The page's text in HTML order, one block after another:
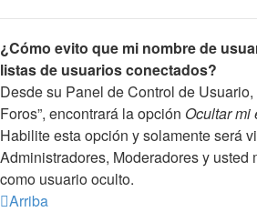
¿Cómo evito que mi nombre de
listas de usuarios conectados?
Desde su Panel de Control de
Foros”, encontrará la opción Ocultar mi
Habilite esta opción y solamente será
Administradores, Moderadores y usted
como usuario oculto.
Arriba